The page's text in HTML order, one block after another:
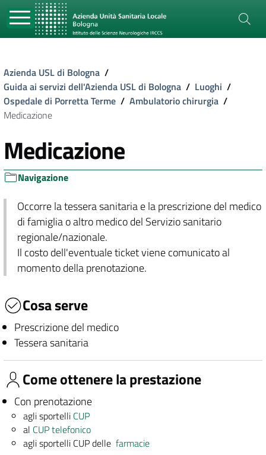
Azienda USL di Bologna /
Guida ai servizi dell'Azienda USL di Bologna / Luoghi /
Ospedale di Porretta Terme / Ambulatorio chirurgia /
Medicazione
Medicazione
Navigazione
Occorre la tessera sanitaria e la prescrizione del medico
di famiglia o altro medico del Servizio sanitario
regionale/nazionale.
Il costo dell'eventuale ticket viene comunicato al
momento della prenotazione.
Cosa serve
Prescrizione del medico
Tessera sanitaria
Come ottenere la prestazione
Con prenotazione
agli sportelli CUP
al CUP telefonico
agli sportelli CUP dellefarmacie